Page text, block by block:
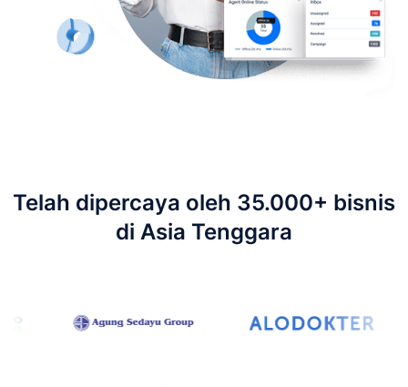
Telah dipercaya oleh 35.000+ bisnis
di Asia Tenggara